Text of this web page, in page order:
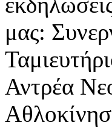
μας:
Αντρέα